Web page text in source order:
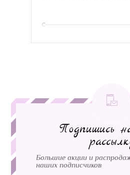
Подпишись
Большие акции и
наших подписчиков